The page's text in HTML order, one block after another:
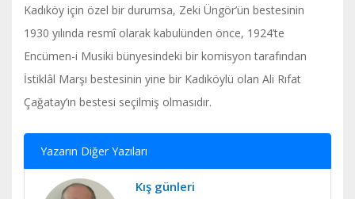
Kadıköy için özel bir durumsa, Zeki Üngör’ün bestesinin
1930 yılında resmî olarak kabulünden önce, 1924’te
Encümen-i Musiki bünyesindeki bir komisyon tarafından
İstiklâl Marşı bestesinin yine bir Kadıköylü olan Ali Rıfat
Çağatay’ın bestesi seçilmiş olmasıdır.
Yazarın Diğer Yazıları
Kış günleri